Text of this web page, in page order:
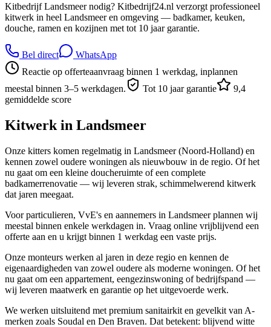
Kitbedrijf Landsmeer nodig? Kitbedrijf24.nl verzorgt professioneel
kitwerk in heel Landsmeer en omgeving — badkamer, keuken,
douche, ramen en kozijnen met tot 10 jaar garantie.
Bel direct
WhatsApp
Reactie op offerteaanvraag binnen 1 werkdag, inplannen
meestal binnen 3–5 werkdagen.
Tot 10 jaar garantie
9,4
gemiddelde score
Kitwerk in Landsmeer
Onze kitters komen regelmatig in Landsmeer (Noord-Holland) en
kennen zowel oudere woningen als nieuwbouw in de regio. Of het
nu gaat om een kleine doucheruimte of een complete
badkamerrenovatie — wij leveren strak, schimmelwerend kitwerk
dat jaren meegaat.
Voor particulieren, VvE's en aannemers in Landsmeer plannen wij
meestal binnen enkele werkdagen in. Vraag online vrijblijvend een
offerte aan en u krijgt binnen 1 werkdag een vaste prijs.
Onze monteurs werken al jaren in deze regio en kennen de
eigenaardigheden van zowel oudere als moderne woningen. Of het
nu gaat om een appartement, eengezinswoning of bedrijfspand —
wij leveren maatwerk en garantie op het uitgevoerde werk.
We werken uitsluitend met premium sanitairkit en gevelkit van A-
merken zoals Soudal en Den Braven. Dat betekent: blijvend witte